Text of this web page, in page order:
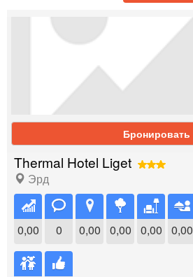
Бронировать
Thermal Hotel Liget
Эрд
0,00 0 0,00 0,00 0,00 0,00